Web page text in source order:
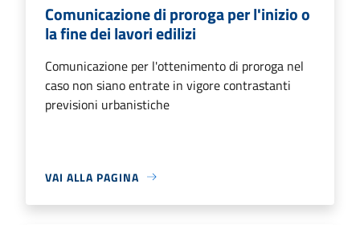
Comunicazione di proroga per l'inizio o
la fine dei lavori edilizi
Comunicazione per l'ottenimento di proroga nel
caso non siano entrate in vigore contrastanti
previsioni urbanistiche
VAI ALLA PAGINA